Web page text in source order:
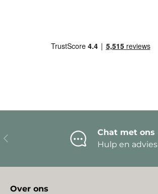
Vorige
Chat met ons
Hulp en advies
Over ons